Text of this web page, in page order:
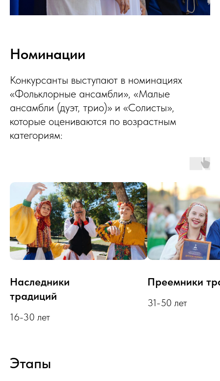
Номинации
Конкурсанты выступают в номинациях
«Фольклорные ансамбли», «Малые
ансамбли (дуэт, трио)» и «Солисты»,
которые оцениваются по возрастным
категориям:
Наследники
традиций
16-30 лет
Преемники
31-50 лет
Этапы